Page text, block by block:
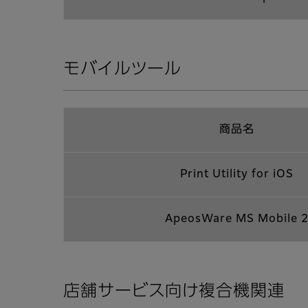
モバイルツール
商品名
Print Utility for iOS
ApeosWare MS Mobile 2
店舗サービス向け複合機関連